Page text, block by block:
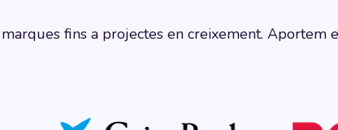
fins a projectes en creixement. Aportem